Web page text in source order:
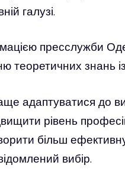
галузі.
пресслужби
теоретичних знань
адаптуватися до
рівень
більш
вибір.